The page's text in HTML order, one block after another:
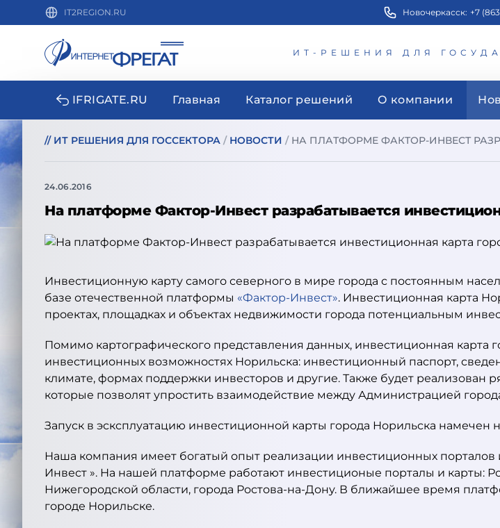
IT2REGION.RU Новочеркасск: +7
ИТ-РЕШЕНИЯ ДЛЯ
IFRIGATE.RU Главная Каталог решений О компании
// ИТ РЕШЕНИЯ ДЛЯ ГОССЕКТОРА / НОВОСТИ / НА ПЛАТФОРМЕ ФАКТОР-ИНВЕСТ
24.06.2016
На платформе Фактор-Инвест разрабатывается
Инвестиционную карту самого северного в мире города с постоянным
базе отечественной платформы «Фактор-Инвест». Инвестиционная карта
проектах, площадках и объектах недвижимости города потенциальным
Помимо картографического представления данных, инвестиционная
инвестиционных возможностях Норильска: инвестиционный паспорт,
климате, формах поддержки инвесторов и другие. Также будет
которые позволят упростить взаимодействие между Администрацией
Запуск в эсксплуатацию инвестиционной карты города Норильска намечен
Наша компания имеет богатый опыт реализации инвестиционных
Инвест ». На нашей платформе работают инвестиционые порталы и карты:
Нижегородской области, города Ростова-на-Дону. В ближайшее время
городе Норильске.